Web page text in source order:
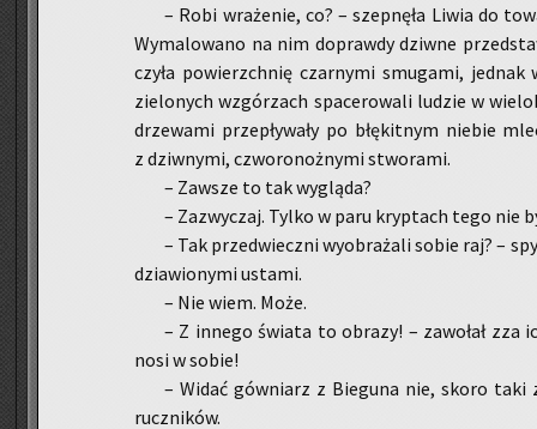
– Robi wra­że­nie, co? – szep­nę­ła Liwia do
Wy­ma­lo­wa­no na nim do­praw­dy dziw­ne
czy­ła po­wierzch­nię czar­ny­mi smu­ga­mi, jed­nak
zie­lo­nych wzgó­rzach spa­ce­ro­wa­li lu­dzie w
drze­wa­mi prze­pły­wa­ły po błę­kit­nym nie­bie
z dziw­ny­mi, czwo­ro­noż­ny­mi stwo­ra­mi.
– Za­wsze to tak wy­glą­da?
– Za­zwy­czaj. Tylko w paru kryp­tach tego nie
– Tak przed­wiecz­ni wy­obra­ża­li sobie raj? –
dzia­wio­ny­mi usta­mi.
– Nie wiem. Może.
– Z in­ne­go świa­ta to ob­ra­zy! – za­wo­łał zza
nosi w sobie!
– Widać gów­niarz z Bie­gu­na nie, skoro
rucz­ni­ków.